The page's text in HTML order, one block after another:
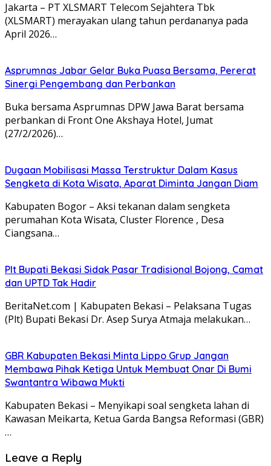
Jakarta – PT XLSMART Telecom Sejahtera Tbk
(XLSMART) merayakan ulang tahun perdananya pada
April 2026…
Asprumnas Jabar Gelar Buka Puasa Bersama, Pererat
Sinergi Pengembang dan Perbankan
Buka bersama Asprumnas DPW Jawa Barat bersama
perbankan di Front One Akshaya Hotel, Jumat
(27/2/2026)…
Dugaan Mobilisasi Massa Terstruktur Dalam Kasus
Sengketa di Kota Wisata, Aparat Diminta Jangan Diam
Kabupaten Bogor – Aksi tekanan dalam sengketa
perumahan Kota Wisata, Cluster Florence , Desa
Ciangsana…
Plt Bupati Bekasi Sidak Pasar Tradisional Bojong, Camat
dan UPTD Tak Hadir
BeritaNet.com | Kabupaten Bekasi – Pelaksana Tugas
(Plt) Bupati Bekasi Dr. Asep Surya Atmaja melakukan…
GBR Kabupaten Bekasi Minta Lippo Grup Jangan
Membawa Pihak Ketiga Untuk Membuat Onar Di Bumi
Swantantra Wibawa Mukti
Kabupaten Bekasi – Menyikapi soal sengketa lahan di
Kawasan Meikarta, Ketua Garda Bangsa Reformasi (GBR)
…
Leave a Reply